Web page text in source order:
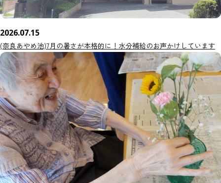
2026.07.15
(奈良あやめ池)7月の暑さが本格的に！水分補給のお声かけしています